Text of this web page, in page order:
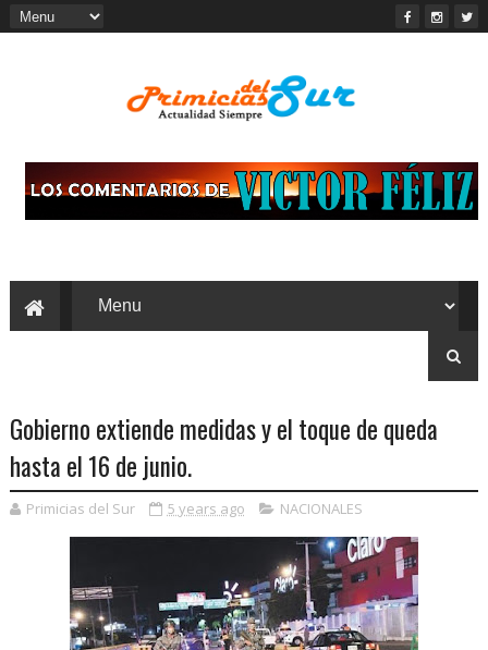
Gobierno extiende medidas y el toque de queda
hasta el 16 de junio.
Primicias del Sur 5 years ago NACIONALES